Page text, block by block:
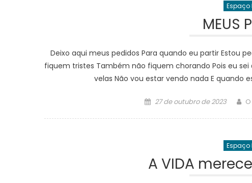
Espaço
MEUS
Deixo aqui meus pedidos Para quando eu partir Estou
fiquem tristes Também não fiquem chorando Pois eu
velas Não vou estar vendo nada E quando
Posted
27 de outubro de 2023
Espaço
A VIDA